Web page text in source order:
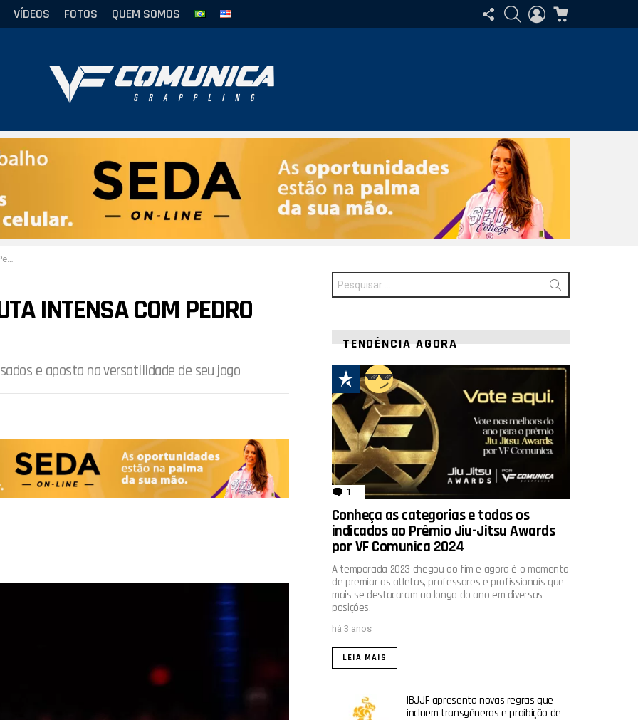
VÍDEOS FOTOS QUEM SOMOS
SIGA-
NOS
PESQUISAR
ENTRAR
INTENSA COM PEDRO
e aposta na versatilidade de seu jogo
Procurar
por:
TENDÊNCIA AGORA
1 comentário
Conheça as categorias e todos os
indicados ao Prêmio Jiu-Jitsu Awards
por VF Comunica 2024
A temporada 2023 chegou ao fim e agora é o momento
de premiar os atletas, professores e profissionais que
mais se destacaram ao longo do ano em diversas
posições.
há 3 anos
LEIA MAIS
IBJJF apresenta novas regras que
incluem transgêneros e proibição de